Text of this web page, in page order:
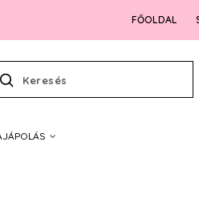
FŐOLDAL
Keresés